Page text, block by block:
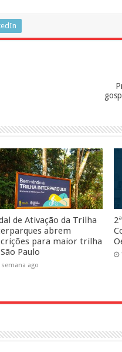
de Ativação da Trilha
abrem
para maior trilha
Paulo
semana ago